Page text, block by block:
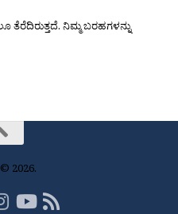
ನಿಮ್ಮ ಬರಹಗಳನ್ನು
2026.